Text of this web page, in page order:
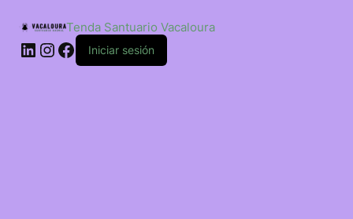
contido
Tenda Santuario Vacaloura
LinkedIn
Instagram
Facebook
Iniciar sesión